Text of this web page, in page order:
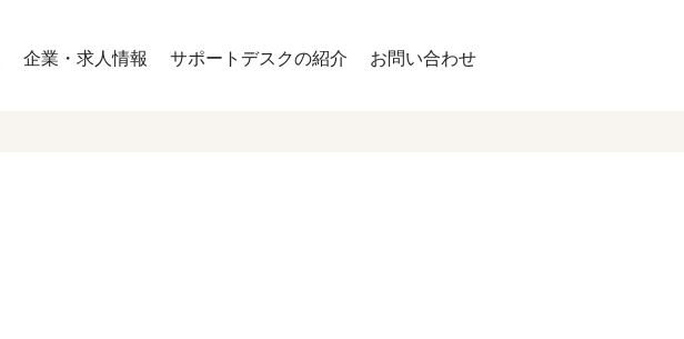
企業・求人情報 サポートデスクの紹介 お問い合わせ